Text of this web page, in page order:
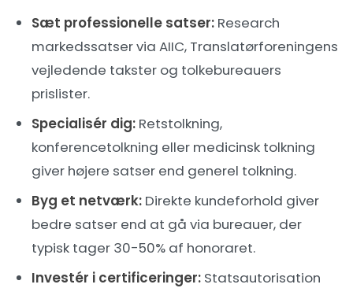
Sæt professionelle satser: Research
markedssatser via AIIC, Translatørforeningens
vejledende takster og tolkebureauers
prislister.
Specialisér dig: Retstolkning,
konferencetolkning eller medicinsk tolkning
giver højere satser end generel tolkning.
Byg et netværk: Direkte kundeforhold giver
bedre satser end at gå via bureauer, der
typisk tager 30-50% af honoraret.
Investér i certificeringer: Statsautorisation